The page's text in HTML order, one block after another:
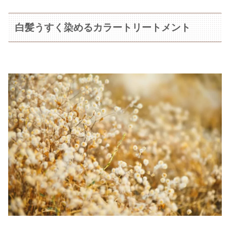
白髪うすく染めるカラートリートメント